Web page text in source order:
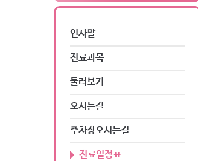
인사말
진료과목
둘러보기
오시는길
주차장오시는길
진료일정표